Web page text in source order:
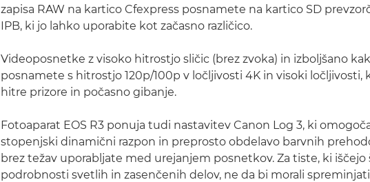
zapisa RAW na kartico Cfexpress posnamete na kartico SD
IPB, ki jo lahko uporabite kot začasno različico.
Videoposnetke z visoko hitrostjo sličic (brez zvoka) in izboljšano
posnamete s hitrostjo 120p/100p v ločljivosti 4K in visoki ločljivosti,
hitre prizore in počasno gibanje.
Fotoaparat EOS R3 ponuja tudi nastavitev Canon Log 3, ki
stopenjski dinamični razpon in preprosto obdelavo barvnih
brez težav uporabljate med urejanjem posnetkov. Za tiste, ki iščejo
podrobnosti svetlih in zasenčenih delov, ne da bi morali